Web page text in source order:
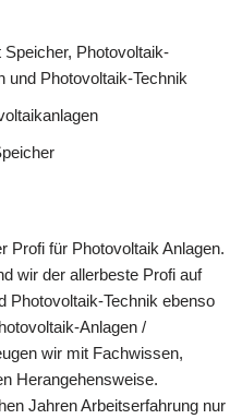
Photovoltaik-
und Photovoltaik-Technik
Profi für Photovoltaik Anlagen.
wir der allerbeste Profi auf
Photovoltaik-Technik ebenso
Anlagen /
wir mit Fachwissen,
Herangehensweise.
Jahren Arbeitserfahrung nur